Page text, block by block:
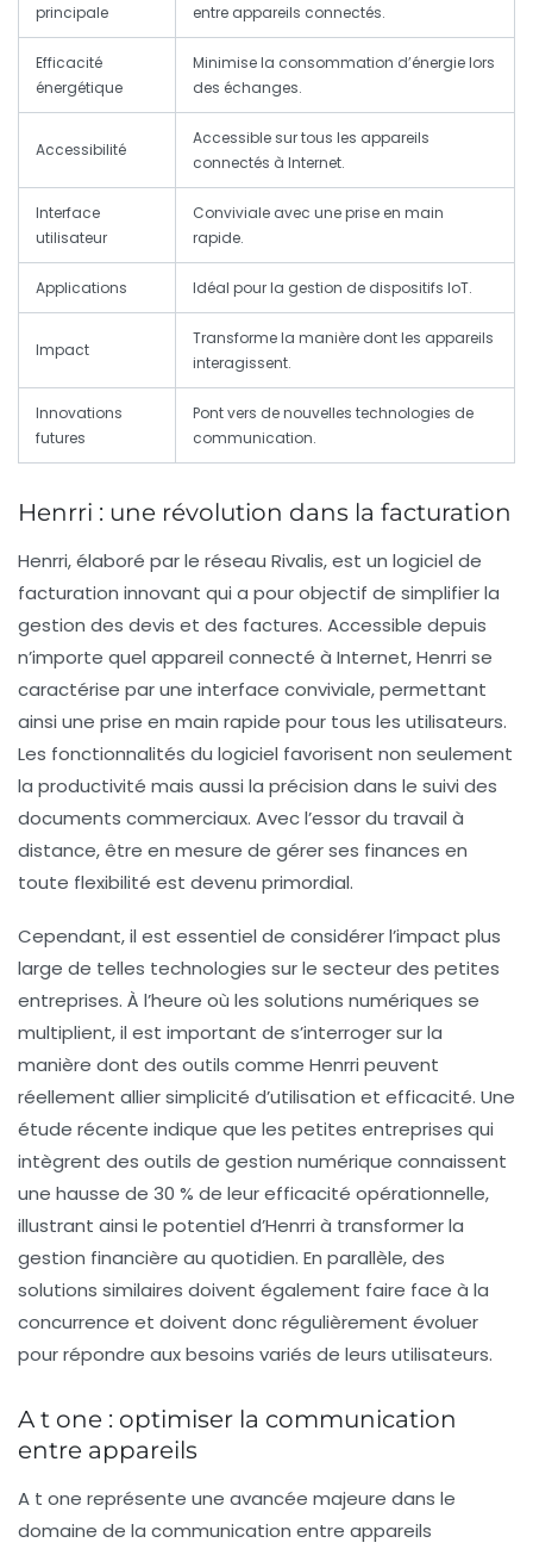
principale
entre appareils connectés.
Efficacité
énergétique
Minimise la consommation d’énergie lors
des échanges.
Accessibilité
Accessible sur tous les appareils
connectés à Internet.
Interface
utilisateur
Conviviale avec une prise en main
rapide.
Applications Idéal pour la gestion de dispositifs IoT.
Impact
Transforme la manière dont les appareils
interagissent.
Innovations
futures
Pont vers de nouvelles technologies de
communication.
Henrri : une révolution dans la facturation
Henrri, élaboré par le réseau Rivalis, est un logiciel de
facturation innovant qui a pour objectif de simplifier la
gestion des devis et des factures. Accessible depuis
n’importe quel appareil connecté à Internet, Henrri se
caractérise par une interface conviviale, permettant
ainsi une prise en main rapide pour tous les utilisateurs.
Les fonctionnalités du logiciel favorisent non seulement
la productivité mais aussi la précision dans le suivi des
documents commerciaux. Avec l’essor du travail à
distance, être en mesure de gérer ses finances en
toute flexibilité est devenu primordial.
Cependant, il est essentiel de considérer l’impact plus
large de telles technologies sur le secteur des petites
entreprises. À l’heure où les solutions numériques se
multiplient, il est important de s’interroger sur la
manière dont des outils comme Henrri peuvent
réellement allier simplicité d’utilisation et efficacité. Une
étude récente indique que les petites entreprises qui
intègrent des outils de gestion numérique connaissent
une hausse de 30 % de leur efficacité opérationnelle,
illustrant ainsi le potentiel d’Henrri à transformer la
gestion financière au quotidien. En parallèle, des
solutions similaires doivent également faire face à la
concurrence et doivent donc régulièrement évoluer
pour répondre aux besoins variés de leurs utilisateurs.
A t one : optimiser la communication
entre appareils
A t one représente une avancée majeure dans le
domaine de la communication entre appareils